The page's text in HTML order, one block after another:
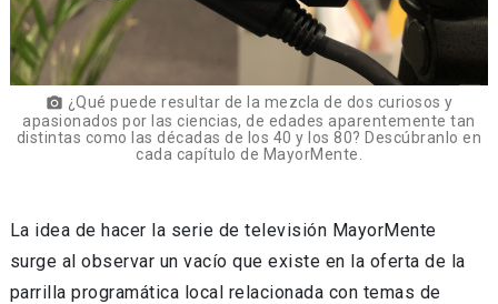
photo_camera ¿Qué puede resultar de la mezcla de dos curiosos y
apasionados por las ciencias, de edades aparentemente tan
distintas como las décadas de los 40 y los 80? Descúbranlo en
cada capítulo de MayorMente.
La idea de hacer la serie de televisión MayorMente
surge al observar un vacío que existe en la oferta de la
parrilla programática local relacionada con temas de